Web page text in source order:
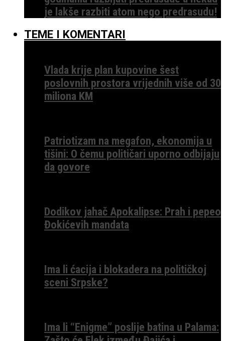
je lakše razbiti atom nego predrasudu!
TEME I KOMENTARI
Vlada krije plan kupovine šest
poslovnih prostora vrijednih više od 30
miliona KM
Patriotizam na megafon, ekonomija u
tišini: O čemu političari uporno odbijaju
da govore
Dodikov jahač Apokalipse: Prah i pepeo
Đokićevih mandata
Ima li ćacija i blokadera na političkoj
sceni Srpske?
Ima li “Enigme” poslije batina u Palama: